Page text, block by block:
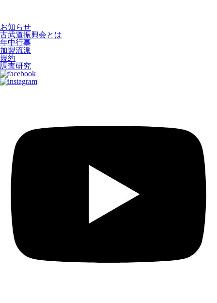
お知らせ
古武道振興会とは
年中行事
加盟流派
規約
調査研究